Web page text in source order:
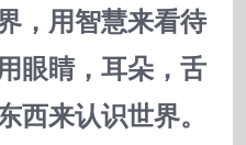
，用智慧来看待
眼睛，耳朵，舌
西来认识世界。